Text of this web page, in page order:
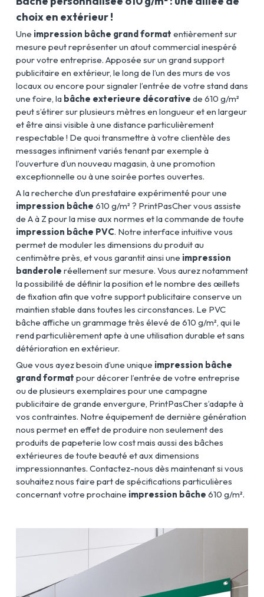
choix en extérieur !
Une impression bâche grand format entièrement sur
mesure peut représenter un atout commercial inespéré
pour votre entreprise. Apposée sur un grand support
publicitaire en extérieur, le long de l’un des murs de vos
locaux ou encore pour signaler l’entrée de votre stand dans
une foire, la bâche exterieure décorative de 610 g/m²
peut s’étirer sur plusieurs mètres en longueur et en largeur
et être ainsi visible à une distance particulièrement
respectable ! De quoi transmettre à votre clientèle des
messages infiniment variés tenant par exemple à
l’ouverture d’un nouveau magasin, à une promotion
exceptionnelle ou à une soirée portes ouvertes.
A la recherche d’un prestataire expérimenté pour une
impression bâche 610 g/m² ? PrintPasCher vous assiste
de A à Z pour la mise aux normes et la commande de toute
impression bâche PVC. Notre interface intuitive vous
permet de moduler les dimensions du produit au
centimètre près, et vous garantit ainsi une impression
banderole réellement sur mesure. Vous aurez notamment
la possibilité de définir la position et le nombre des œillets
de fixation afin que votre support publicitaire conserve un
maintien stable dans toutes les circonstances. Le PVC
bâche affiche un grammage très élevé de 610 g/m², qui le
rend particulièrement apte à une utilisation durable et sans
détérioration en extérieur.
Que vous ayez besoin d’une unique impression bâche
grand format pour décorer l’entrée de votre entreprise
ou de plusieurs exemplaires pour une campagne
publicitaire de grande envergure, PrintPasCher s’adapte à
vos contraintes. Notre équipement de dernière génération
nous permet en effet de produire non seulement des
produits de papeterie low cost mais aussi des bâches
extérieures de toute beauté et aux dimensions
impressionnantes. Contactez-nous dès maintenant si vous
souhaitez nous faire part de spécifications particulières
concernant votre prochaine impression bâche 610 g/m².